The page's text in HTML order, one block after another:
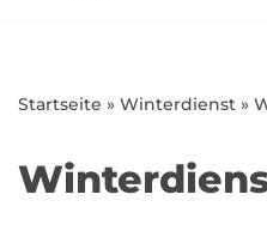
Startseite » Winterdienst »